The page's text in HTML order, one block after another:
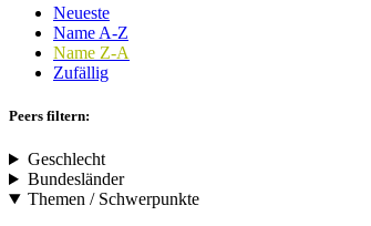
Neueste
Name A-Z
Name Z-A
Zufällig
Peers filtern:
Geschlecht
Bundesländer
Themen / Schwerpunkte